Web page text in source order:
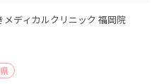
メディカルクリニック 福岡院